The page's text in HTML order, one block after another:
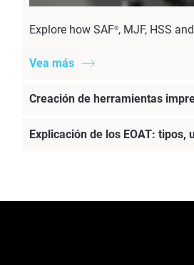
Explore how SAF®, MJF, HSS
Vea más
Creación de herramientas
Explicación de los EOAT: